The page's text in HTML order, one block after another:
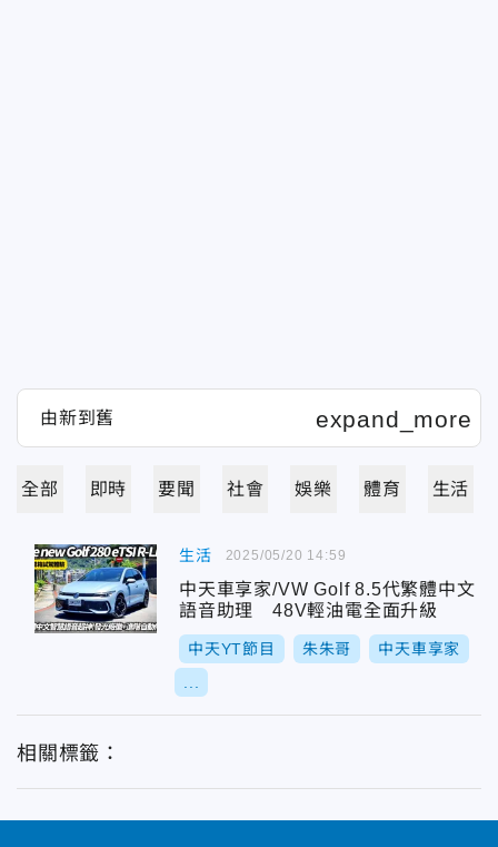
全部 即時 要聞 社會 娛樂 體育 生活
生活
中天車享家/VW Golf 8.5代繁體中文
語音助理 48V輕油電全面升級
中天YT節目 朱朱哥 中天車享家
2025/05/20 14:59
相關標籤：